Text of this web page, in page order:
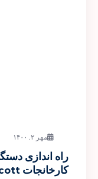
مهر ۲, ۱۴۰۰
کارخانجات Prescott انگلستان در کارخانه بارز